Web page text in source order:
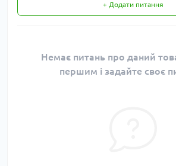
+ Додати питання
Немає питань про даний
першим і задайте своє